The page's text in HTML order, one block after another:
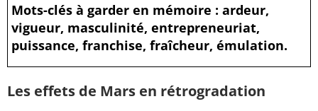
Mots-clés à garder en mémoire : ardeur,
vigueur, masculinité, entrepreneuriat,
puissance, franchise, fraîcheur, émulation.
Les effets de Mars en rétrogradation